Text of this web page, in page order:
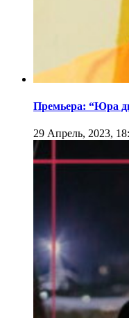
Премьера: “Юра
29 Апрель, 2023,